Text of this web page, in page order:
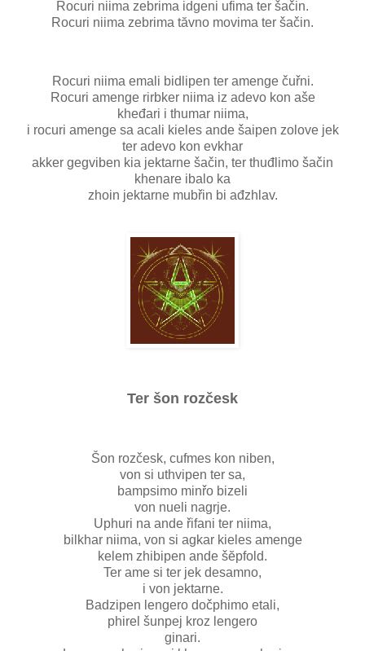
Rocuri niima zebrima idgeni ufima ter šačin.
Rocuri niima zebrima tăvno movima ter šačin.
Rocuri niima emali bidlipen ter amenge čuřni.
Rocuri amenge rirbker niima iz adevo kon aše
kheđari i thumar niima,
i rocuri amenge sa acali kieles ande šaipen zolove jek
ter adevo kon evkhar
akker gegviben kia jektarne šačin, ter thuđlimo šačin
khenare ibalo ka
zhoin jektarne mubřin bi ađzhlav.
Ter šon rozčesk
Šon rozčesk, cufmes kon niben,
von si uthvipen ter sa,
bampsimo minřo bizeli
von nueli nagrje.
Uphuri na ande řifani ter niima,
bilkhar niima, von si agkar kieles amenge
kelem zhibipen ande šĕpfold.
Ter ame si ter jek desamno,
i von jektarne.
Badzipen lengero dočphimo etali,
phirel šunpej kroz lengero
ginari.